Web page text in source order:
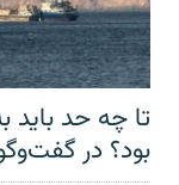
تا چه حد
بود؟ در